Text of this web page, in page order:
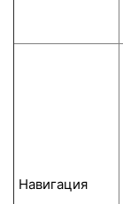
Навигация